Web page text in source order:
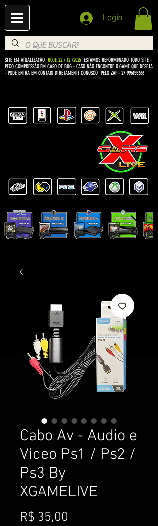
Login
SITE EM ATUALIZAÇÃO HOJE 22 / 12 /2025 ESTAMOS REFORMUNADO TODO SITE -
PEÇO COMPRESSÃO EM CASO DE BUG - CASO NÃO ENCONTRE O GAME QUE DESEJA
- PODE ENTRA EM CONTATO DIRETAMENTE CONOSCO PELO ZAP - 27 996155366
Cabo Av - Audio e
Video Ps1 / Ps2 /
Ps3 By
XGAMELIVE
R$ 35,00